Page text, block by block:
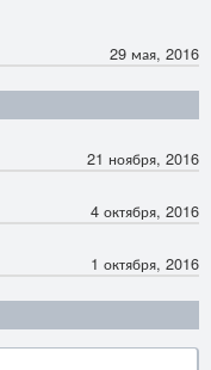
29 мая, 2016
21 ноября, 2016
4 октября, 2016
1 октября, 2016